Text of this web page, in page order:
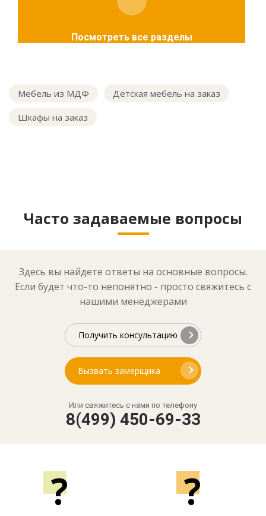
Посмотреть все разделы
Мебель из МДФ
Детская мебель на заказ
Шкафы на заказ
Часто задаваемые вопросы
Здесь вы найдете ответы на основные вопросы.
Если будет что-то непонятно - просто свяжитесь с
нашими менеджерами
Получить консультацию
Вызвать замерщика
Или свяжитесь с нами по телефону
8(499) 450-69-33
? ?